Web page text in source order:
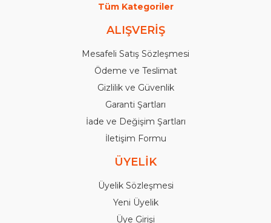
Tüm Kategoriler
ALIŞVERİŞ
Mesafeli Satış Sözleşmesi
Ödeme ve Teslimat
Gizlilik ve Güvenlik
Garanti Şartları
İade ve Değişim Şartları
İletişim Formu
ÜYELİK
Üyelik Sözleşmesi
Yeni Üyelik
Üye Girişi